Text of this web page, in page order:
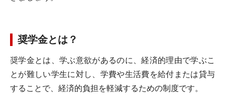
奨学金とは？
奨学金とは、学ぶ意欲があるのに、経済的理由で学ぶこ
とが難しい学生に対し、学費や生活費を給付または貸与
することで、経済的負担を軽減するための制度です。